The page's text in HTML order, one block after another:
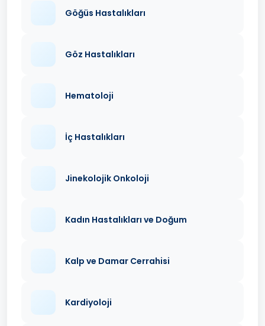
Göğüs Hastalıkları
Göz Hastalıkları
Hematoloji
İç Hastalıkları
Jinekolojik Onkoloji
Kadın Hastalıkları ve Doğum
Kalp ve Damar Cerrahisi
Kardiyoloji